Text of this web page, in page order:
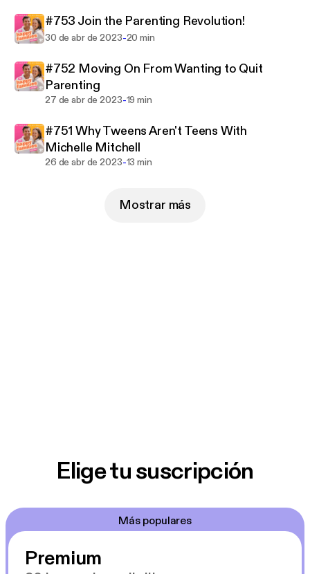
#753 Join the Parenting Revolution!
30 de abr de 2023-20 min
#752 Moving On From Wanting to Quit
Parenting
27 de abr de 2023-19 min
#751 Why Tweens Aren't Teens With
Michelle Mitchell
26 de abr de 2023-13 min
Mostrar más
Elige tu suscripción
Más populares
Premium